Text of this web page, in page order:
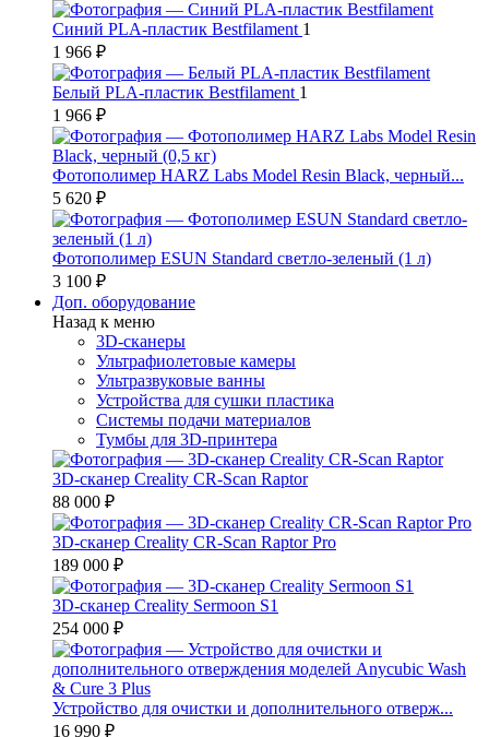
Синий PLA-пластик Bestfilament 1
1 966 ₽
Белый PLA-пластик Bestfilament 1
1 966 ₽
Фотополимер HARZ Labs Model Resin Black, черный...
5 620 ₽
Фотополимер ESUN Standard светло-зеленый (1 л)
3 100 ₽
Доп. оборудование
Назад к меню
3D-сканеры
Ультрафиолетовые камеры
Ультразвуковые ванны
Устройства для сушки пластика
Системы подачи материалов
Тумбы для 3D-принтера
3D-сканер Creality CR-Scan Raptor
88 000 ₽
3D-сканер Creality CR-Scan Raptor Pro
189 000 ₽
3D-сканер Creality Sermoon S1
254 000 ₽
Устройство для очистки и дополнительного отверж...
16 990 ₽